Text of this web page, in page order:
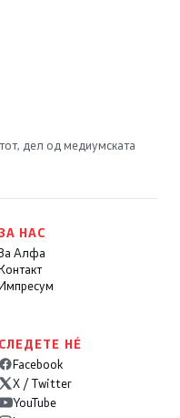
дел од медиумската
НАС
Алфа
СЛЕДЕТЕ НÉ
Facebook
X / Twitter
YouTube